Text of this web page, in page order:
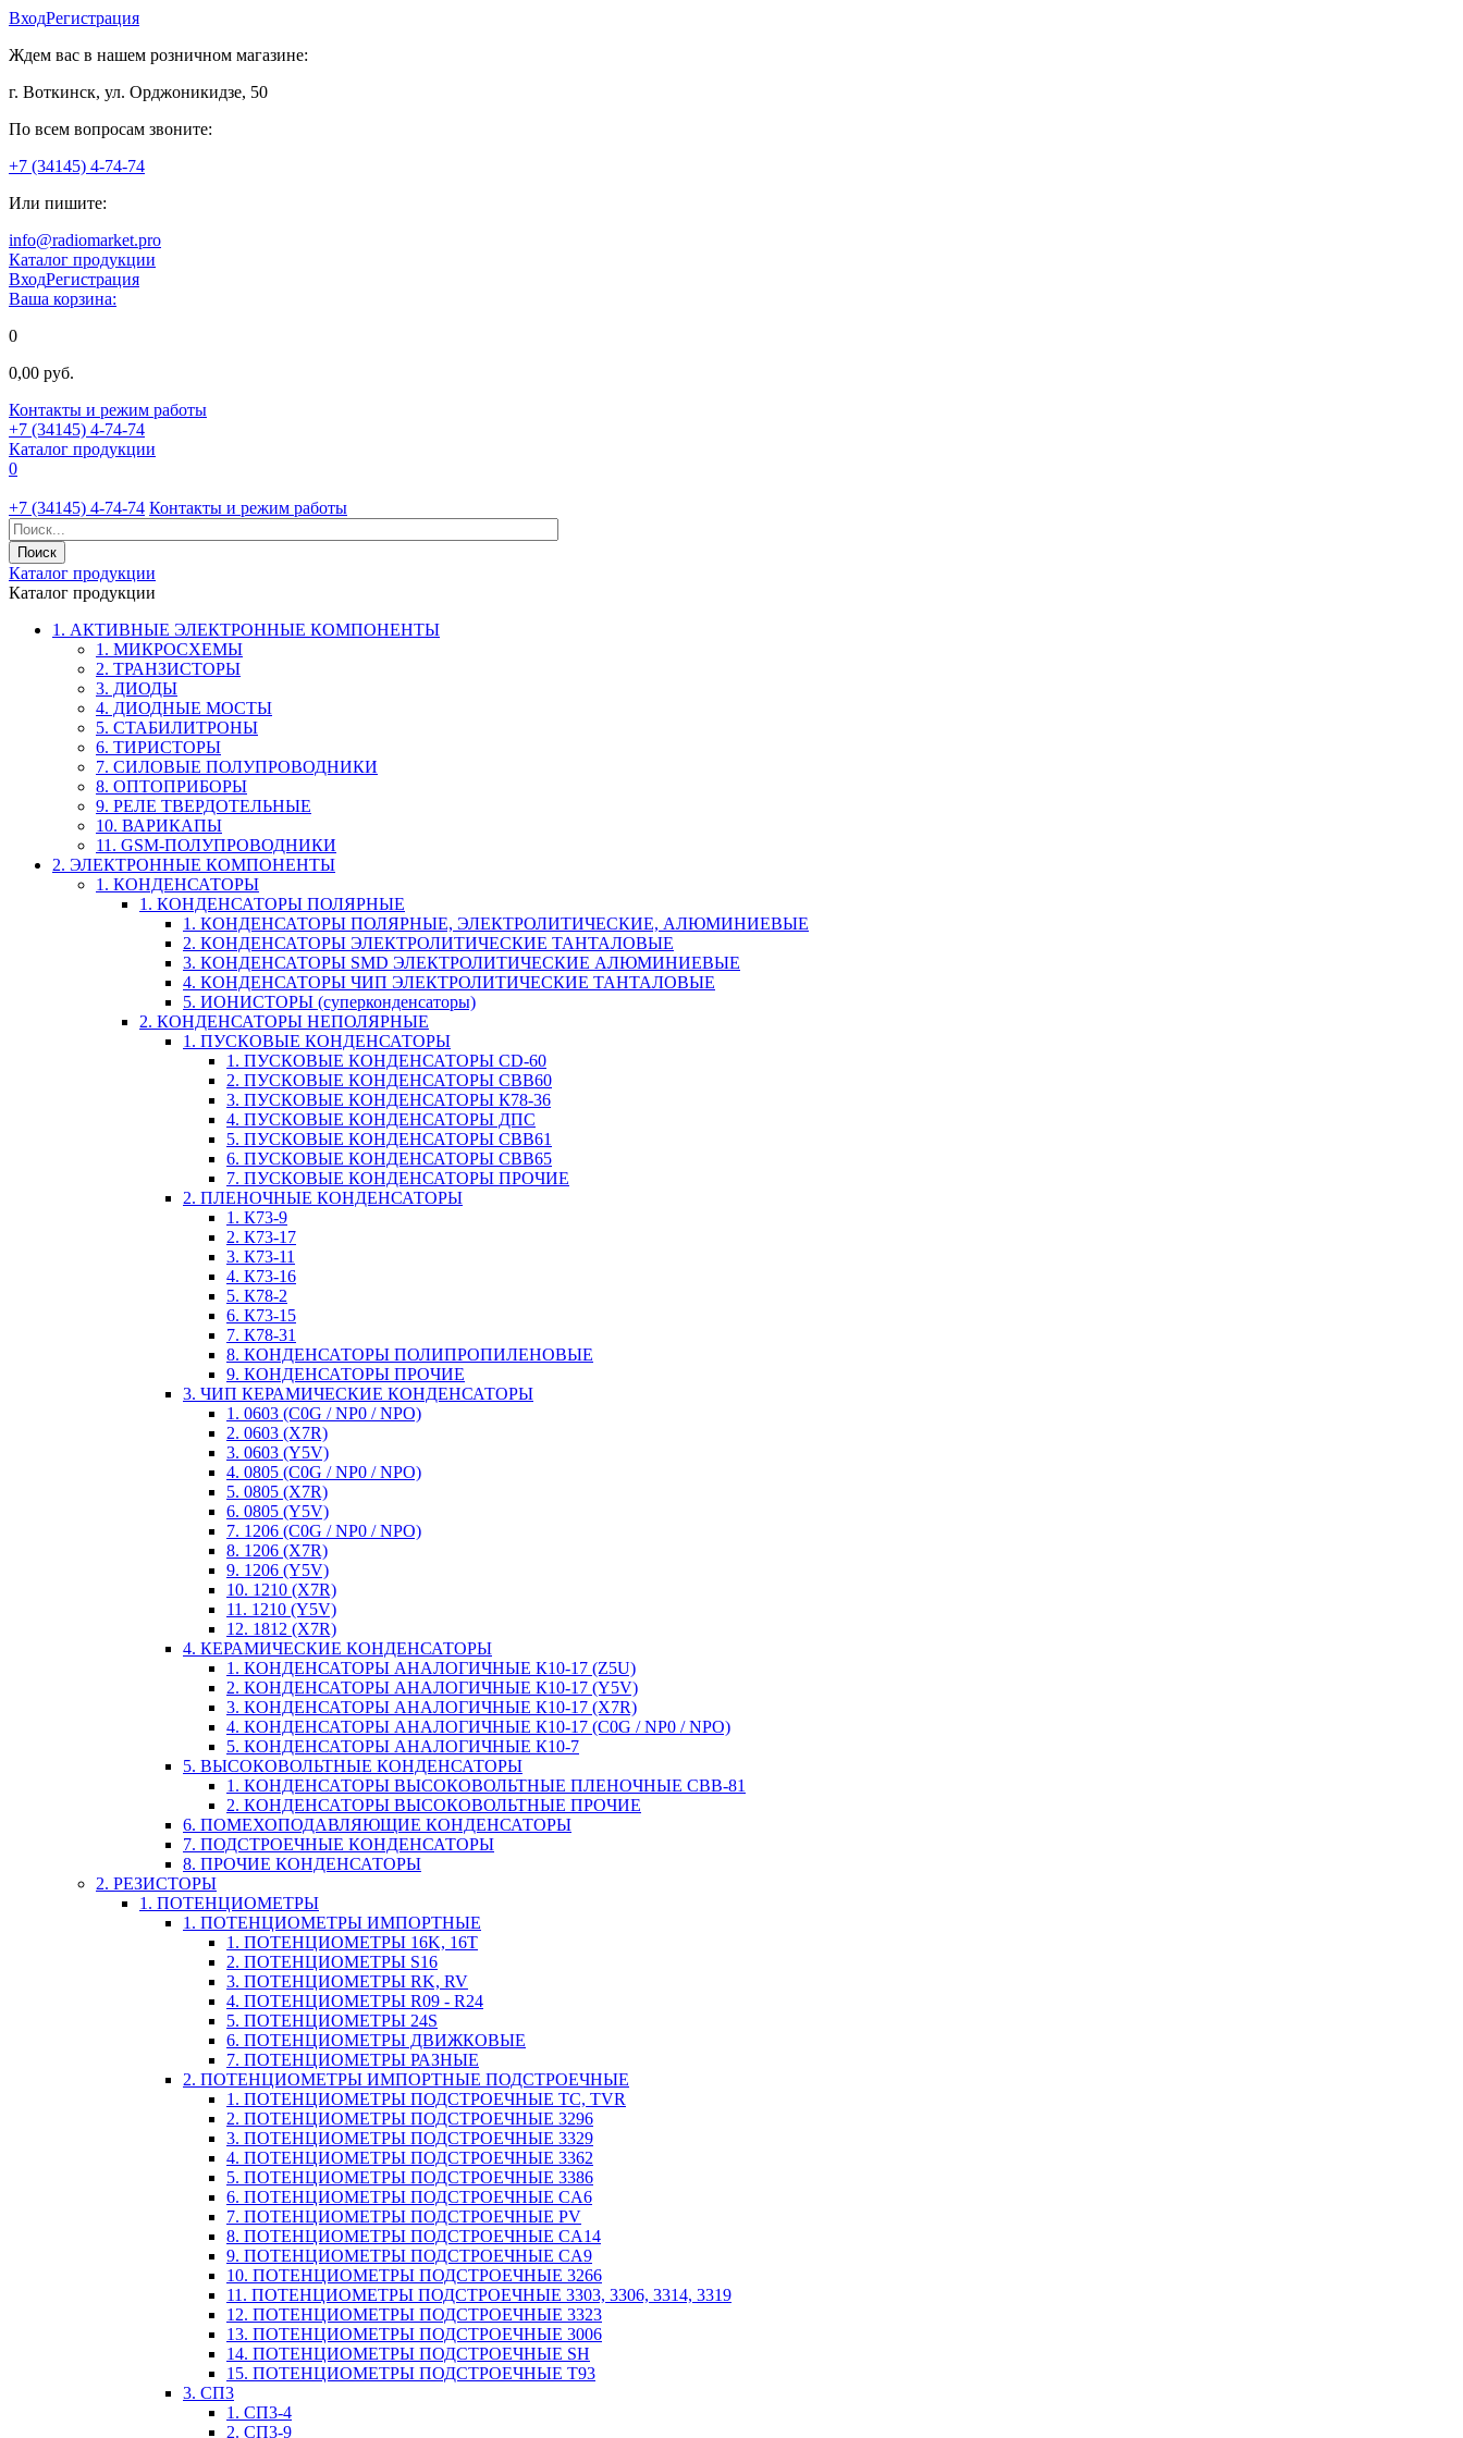
ВходРегистрация
Ждем вас в нашем розничном магазине:
г. Воткинск, ул. Орджоникидзе, 50
По всем вопросам звоните:
+7 (34145) 4-74-74
Или пишите:
info@radiomarket.pro
Каталог продукции
ВходРегистрация
Ваша корзина:
0
0,00 руб.
Контакты и режим работы
+7 (34145) 4-74-74
Каталог продукции
0
+7 (34145) 4-74-74 Контакты и режим работы
Каталог продукции
Каталог продукции
1. АКТИВНЫЕ ЭЛЕКТРОННЫЕ КОМПОНЕНТЫ
1. МИКРОСХЕМЫ
2. ТРАНЗИСТОРЫ
3. ДИОДЫ
4. ДИОДНЫЕ МОСТЫ
5. СТАБИЛИТРОНЫ
6. ТИРИСТОРЫ
7. СИЛОВЫЕ ПОЛУПРОВОДНИКИ
8. ОПТОПРИБОРЫ
9. РЕЛЕ ТВЕРДОТЕЛЬНЫЕ
10. ВАРИКАПЫ
11. GSM-ПОЛУПРОВОДНИКИ
2. ЭЛЕКТРОННЫЕ КОМПОНЕНТЫ
1. КОНДЕНСАТОРЫ
1. КОНДЕНСАТОРЫ ПОЛЯРНЫЕ
1. КОНДЕНСАТОРЫ ПОЛЯРНЫЕ, ЭЛЕКТРОЛИТИЧЕСКИЕ, АЛЮМИНИЕВЫЕ
2. КОНДЕНСАТОРЫ ЭЛЕКТРОЛИТИЧЕСКИЕ ТАНТАЛОВЫЕ
3. КОНДЕНСАТОРЫ SMD ЭЛЕКТРОЛИТИЧЕСКИЕ АЛЮМИНИЕВЫЕ
4. КОНДЕНСАТОРЫ ЧИП ЭЛЕКТРОЛИТИЧЕСКИЕ ТАНТАЛОВЫЕ
5. ИОНИСТОРЫ (суперконденсаторы)
2. КОНДЕНСАТОРЫ НЕПОЛЯРНЫЕ
1. ПУСКОВЫЕ КОНДЕНСАТОРЫ
1. ПУСКОВЫЕ КОНДЕНСАТОРЫ CD-60
2. ПУСКОВЫЕ КОНДЕНСАТОРЫ CBB60
3. ПУСКОВЫЕ КОНДЕНСАТОРЫ К78-36
4. ПУСКОВЫЕ КОНДЕНСАТОРЫ ДПС
5. ПУСКОВЫЕ КОНДЕНСАТОРЫ CBB61
6. ПУСКОВЫЕ КОНДЕНСАТОРЫ CBB65
7. ПУСКОВЫЕ КОНДЕНСАТОРЫ ПРОЧИЕ
2. ПЛЕНОЧНЫЕ КОНДЕНСАТОРЫ
1. К73-9
2. К73-17
3. К73-11
4. К73-16
5. К78-2
6. К73-15
7. К78-31
8. КОНДЕНСАТОРЫ ПОЛИПРОПИЛЕНОВЫЕ
9. КОНДЕНСАТОРЫ ПРОЧИЕ
3. ЧИП КЕРАМИЧЕСКИЕ КОНДЕНСАТОРЫ
1. 0603 (C0G / NP0 / NPO)
2. 0603 (X7R)
3. 0603 (Y5V)
4. 0805 (C0G / NP0 / NPO)
5. 0805 (X7R)
6. 0805 (Y5V)
7. 1206 (C0G / NP0 / NPO)
8. 1206 (X7R)
9. 1206 (Y5V)
10. 1210 (X7R)
11. 1210 (Y5V)
12. 1812 (X7R)
4. КЕРАМИЧЕСКИЕ КОНДЕНСАТОРЫ
1. КОНДЕНСАТОРЫ АНАЛОГИЧНЫЕ К10-17 (Z5U)
2. КОНДЕНСАТОРЫ АНАЛОГИЧНЫЕ К10-17 (Y5V)
3. КОНДЕНСАТОРЫ АНАЛОГИЧНЫЕ К10-17 (X7R)
4. КОНДЕНСАТОРЫ АНАЛОГИЧНЫЕ К10-17 (C0G / NP0 / NPO)
5. КОНДЕНСАТОРЫ АНАЛОГИЧНЫЕ К10-7
5. ВЫСОКОВОЛЬТНЫЕ КОНДЕНСАТОРЫ
1. КОНДЕНСАТОРЫ ВЫСОКОВОЛЬТНЫЕ ПЛЕНОЧНЫЕ CBB-81
2. КОНДЕНСАТОРЫ ВЫСОКОВОЛЬТНЫЕ ПРОЧИЕ
6. ПОМЕХОПОДАВЛЯЮЩИЕ КОНДЕНСАТОРЫ
7. ПОДСТРОЕЧНЫЕ КОНДЕНСАТОРЫ
8. ПРОЧИЕ КОНДЕНСАТОРЫ
2. РЕЗИСТОРЫ
1. ПОТЕНЦИОМЕТРЫ
1. ПОТЕНЦИОМЕТРЫ ИМПОРТНЫЕ
1. ПОТЕНЦИОМЕТРЫ 16K, 16T
2. ПОТЕНЦИОМЕТРЫ S16
3. ПОТЕНЦИОМЕТРЫ RK, RV
4. ПОТЕНЦИОМЕТРЫ R09 - R24
5. ПОТЕНЦИОМЕТРЫ 24S
6. ПОТЕНЦИОМЕТРЫ ДВИЖКОВЫЕ
7. ПОТЕНЦИОМЕТРЫ РАЗНЫЕ
2. ПОТЕНЦИОМЕТРЫ ИМПОРТНЫЕ ПОДСТРОЕЧНЫЕ
1. ПОТЕНЦИОМЕТРЫ ПОДСТРОЕЧНЫЕ TC, TVR
2. ПОТЕНЦИОМЕТРЫ ПОДСТРОЕЧНЫЕ 3296
3. ПОТЕНЦИОМЕТРЫ ПОДСТРОЕЧНЫЕ 3329
4. ПОТЕНЦИОМЕТРЫ ПОДСТРОЕЧНЫЕ 3362
5. ПОТЕНЦИОМЕТРЫ ПОДСТРОЕЧНЫЕ 3386
6. ПОТЕНЦИОМЕТРЫ ПОДСТРОЕЧНЫЕ CA6
7. ПОТЕНЦИОМЕТРЫ ПОДСТРОЕЧНЫЕ PV
8. ПОТЕНЦИОМЕТРЫ ПОДСТРОЕЧНЫЕ CA14
9. ПОТЕНЦИОМЕТРЫ ПОДСТРОЕЧНЫЕ CA9
10. ПОТЕНЦИОМЕТРЫ ПОДСТРОЕЧНЫЕ 3266
11. ПОТЕНЦИОМЕТРЫ ПОДСТРОЕЧНЫЕ 3303, 3306, 3314, 3319
12. ПОТЕНЦИОМЕТРЫ ПОДСТРОЕЧНЫЕ 3323
13. ПОТЕНЦИОМЕТРЫ ПОДСТРОЕЧНЫЕ 3006
14. ПОТЕНЦИОМЕТРЫ ПОДСТРОЕЧНЫЕ SH
15. ПОТЕНЦИОМЕТРЫ ПОДСТРОЕЧНЫЕ Т93
3. СП3
1. СП3-4
2. СП3-9